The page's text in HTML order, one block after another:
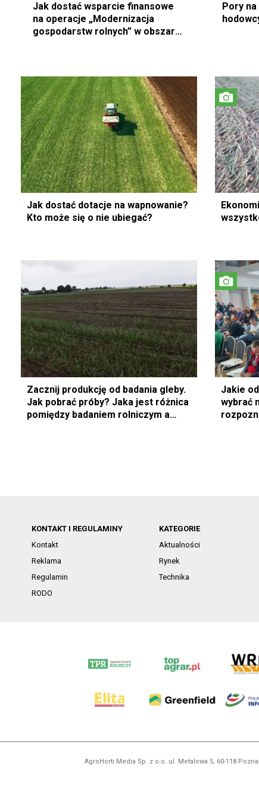
Jak dostać wsparcie finansowe
na operacje „Modernizacja
gospodarstw rolnych” w obszarze
Pory
Jak dostać dotacje na wapnowanie?
Kto może się o nie ubiegać?
Zacznij produkcję od badania gleby.
Jak pobrać próby? Jaka jest różnica
pomiędzy badaniem rolniczym a
Jakie
wybrać
KONTAKT I REGULAMINY
Kontakt
Reklama
Regulamin
RODO
KATEGORIE
Aktualności
Rynek
Technika
AgroHorti Media Sp. z o.o. ul. Metalowa 5, 60-118